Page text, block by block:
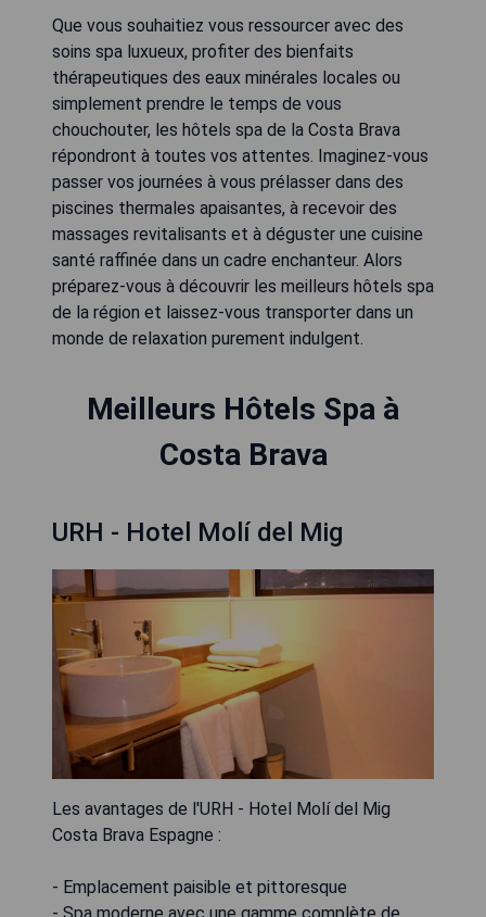
Que vous souhaitiez vous ressourcer avec des
soins spa luxueux, profiter des bienfaits
thérapeutiques des eaux minérales locales ou
simplement prendre le temps de vous
chouchouter, les hôtels spa de la Costa Brava
répondront à toutes vos attentes. Imaginez-vous
passer vos journées à vous prélasser dans des
piscines thermales apaisantes, à recevoir des
massages revitalisants et à déguster une cuisine
santé raffinée dans un cadre enchanteur. Alors
préparez-vous à découvrir les meilleurs hôtels spa
de la région et laissez-vous transporter dans un
monde de relaxation purement indulgent.
Meilleurs Hôtels Spa à
Costa Brava
URH - Hotel Molí del Mig
Les avantages de l'URH - Hotel Molí del Mig
Costa Brava Espagne :
- Emplacement paisible et pittoresque